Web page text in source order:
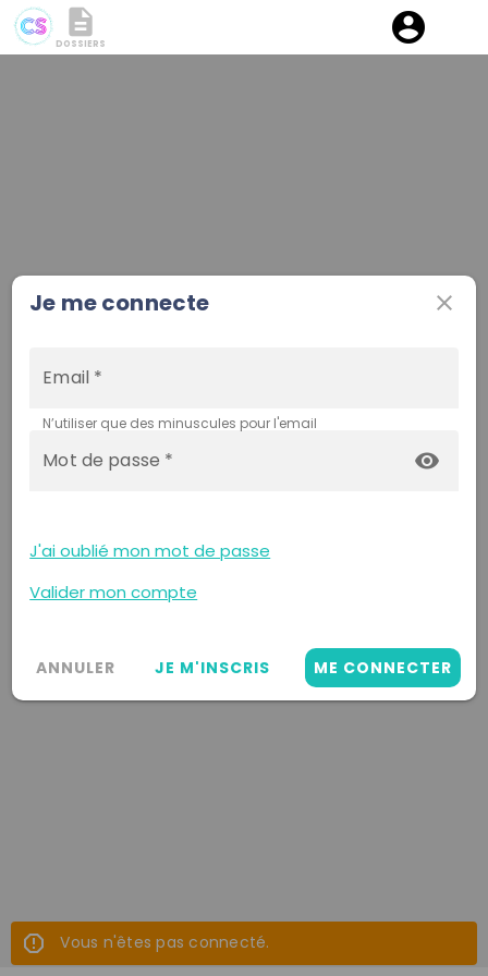
Vous n'êtes pas connecté.
description
DOSSIERS account_circle
Je me connecte close
Email *
N’utiliser que des minuscules pour l'email
Mot de passe * visibility
J'ai oublié mon mot de passe
Valider mon compte
ANNULER JE M'INSCRIS ME CONNECTER